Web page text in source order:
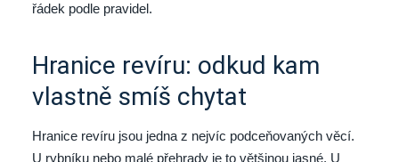
řádek podle pravidel.
Hranice revíru: odkud kam
vlastně smíš chytat
Hranice revíru jsou jedna z nejvíc podceňovaných věcí.
U rybníku nebo malé přehrady je to většinou jasné. U